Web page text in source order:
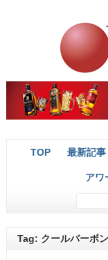
TOP 最新記事
アワ
Tag: クールバーボン